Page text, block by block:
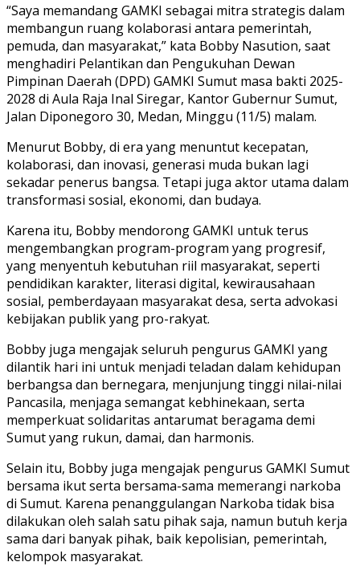
“Saya memandang GAMKI sebagai mitra strategis dalam
membangun ruang kolaborasi antara pemerintah,
pemuda, dan masyarakat,” kata Bobby Nasution, saat
menghadiri Pelantikan dan Pengukuhan Dewan
Pimpinan Daerah (DPD) GAMKI Sumut masa bakti 2025-
2028 di Aula Raja Inal Siregar, Kantor Gubernur Sumut,
Jalan Diponegoro 30, Medan, Minggu (11/5) malam.
Menurut Bobby, di era yang menuntut kecepatan,
kolaborasi, dan inovasi, generasi muda bukan lagi
sekadar penerus bangsa. Tetapi juga aktor utama dalam
transformasi sosial, ekonomi, dan budaya.
Karena itu, Bobby mendorong GAMKI untuk terus
mengembangkan program-program yang progresif,
yang menyentuh kebutuhan riil masyarakat, seperti
pendidikan karakter, literasi digital, kewirausahaan
sosial, pemberdayaan masyarakat desa, serta advokasi
kebijakan publik yang pro-rakyat.
Bobby juga mengajak seluruh pengurus GAMKI yang
dilantik hari ini untuk menjadi teladan dalam kehidupan
berbangsa dan bernegara, menjunjung tinggi nilai-nilai
Pancasila, menjaga semangat kebhinekaan, serta
memperkuat solidaritas antarumat beragama demi
Sumut yang rukun, damai, dan harmonis.
Selain itu, Bobby juga mengajak pengurus GAMKI Sumut
bersama ikut serta bersama-sama memerangi narkoba
di Sumut. Karena penanggulangan Narkoba tidak bisa
dilakukan oleh salah satu pihak saja, namun butuh kerja
sama dari banyak pihak, baik kepolisian, pemerintah,
kelompok masyarakat.